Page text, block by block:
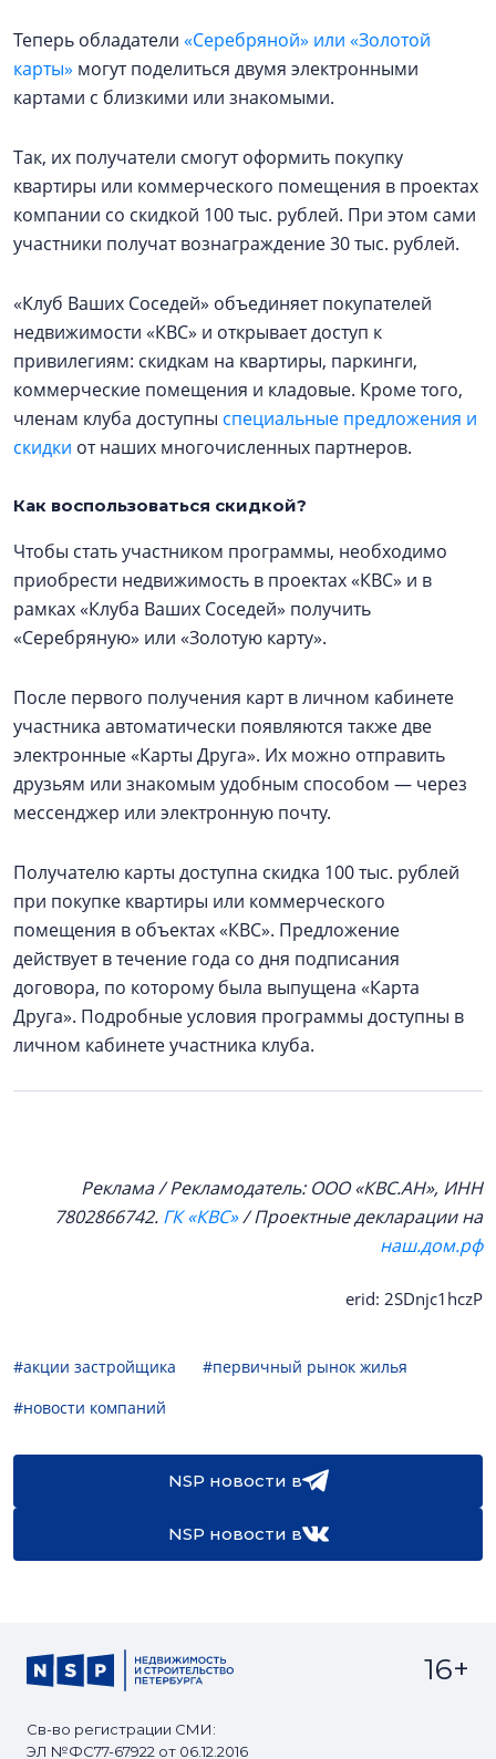
Теперь обладатели «Серебряной» или «Золотой
карты» могут поделиться двумя электронными
картами с близкими или знакомыми.
Так, их получатели смогут оформить покупку
квартиры или коммерческого помещения в проектах
компании со скидкой 100 тыс. рублей. При этом сами
участники получат вознаграждение 30 тыс. рублей.
«Клуб Ваших Соседей» объединяет покупателей
недвижимости «КВС» и открывает доступ к
привилегиям: скидкам на квартиры, паркинги,
коммерческие помещения и кладовые. Кроме того,
членам клуба доступны специальные предложения и
скидки от наших многочисленных партнеров.
Как воспользоваться скидкой?
Чтобы стать участником программы, необходимо
приобрести недвижимость в проектах «КВС» и в
рамках «Клуба Ваших Соседей» получить
«Серебряную» или «Золотую карту».
После первого получения карт в личном кабинете
участника автоматически появляются также две
электронные «Карты Друга». Их можно отправить
друзьям или знакомым удобным способом — через
мессенджер или электронную почту.
Получателю карты доступна скидка 100 тыс. рублей
при покупке квартиры или коммерческого
помещения в объектах «КВС». Предложение
действует в течение года со дня подписания
договора, по которому была выпущена «Карта
Друга». Подробные условия программы доступны в
личном кабинете участника клуба.
Реклама / Рекламодатель: ООО «КВС.АН», ИНН
7802866742. ГК «КВС»/ Проектные декларации на
наш.дом.рф
erid: 2SDnjc1hczP
#акции застройщика
#первичный рынок жилья
#новости компаний
NSP новости в
NSP новости в
Св-во регистрации СМИ:
ЭЛ №ФС77-67922 от 06.12.2016
16+